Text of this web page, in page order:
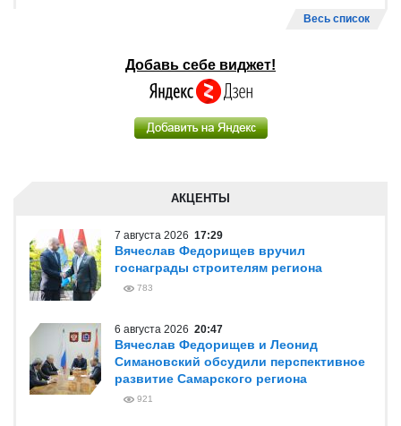
Весь список
Добавь себе виджет!
АКЦЕНТЫ
7 августа 2026 17:29
Вячеслав Федорищев вручил
госнаграды строителям региона
783
6 августа 2026 20:47
Вячеслав Федорищев и Леонид
Симановский обсудили перспективное
развитие Самарского региона
921